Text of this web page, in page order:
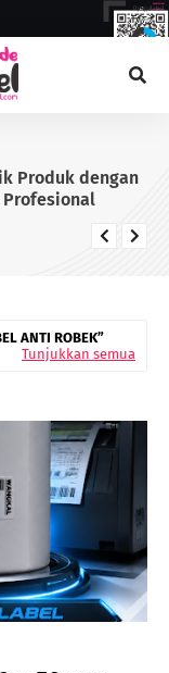
Produk dengan
ANTI ROBEK
Tunjukkan semua